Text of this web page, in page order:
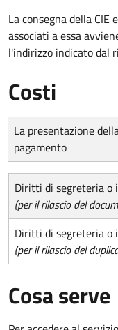
La consegna della CIE
associati a essa
l'indirizzo indicato dal
Costi
Tipo di pagamento
Importo
La presentazione
pagamento
Diritti di segreteria
(per il rilascio del
Diritti di segreteria
(per il rilascio del
Cosa serve